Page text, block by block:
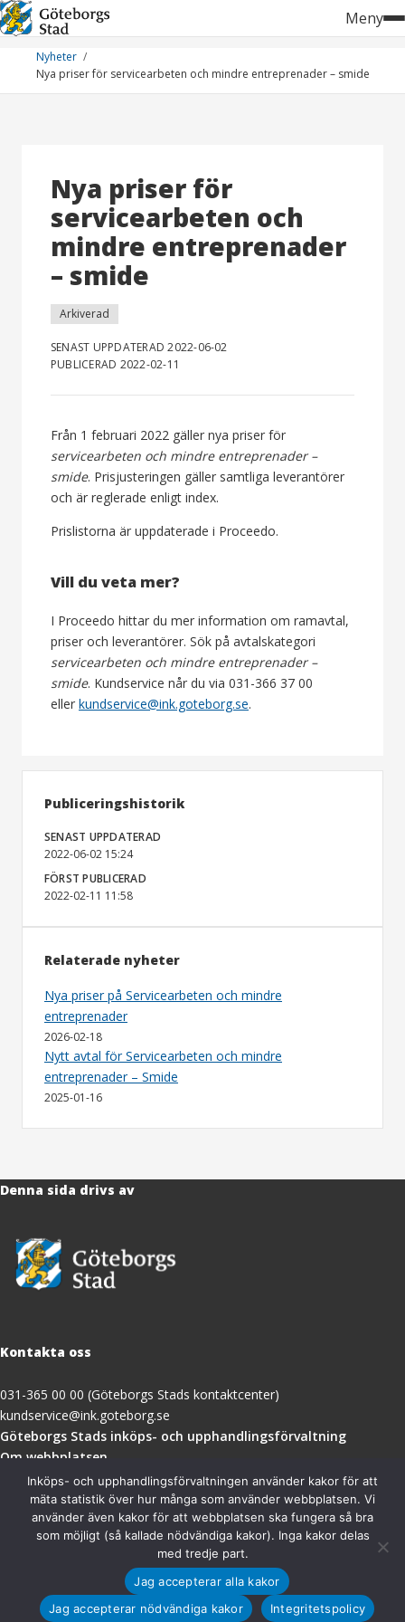
Hoppa
till
innehåll
Meny
Nyheter
Nya priser för servicearbeten och mindre entreprenader – smide
Nya priser för
servicearbeten och
mindre entreprenader
– smide
Arkiverad
SENAST UPPDATERAD 2022-06-02
PUBLICERAD 2022-02-11
Från 1 februari 2022 gäller nya priser för
servicearbeten och mindre entreprenader –
smide. Prisjusteringen gäller samtliga leverantörer
och är reglerade enligt index.
Prislistorna är uppdaterade i Proceedo.
Vill du veta mer?
I Proceedo hittar du mer information om ramavtal,
priser och leverantörer. Sök på avtalskategori
servicearbeten och mindre entreprenader –
smide. Kundservice når du via 031-366 37 00
eller kundservice@ink.goteborg.se.
Publiceringshistorik
SENAST UPPDATERAD
2022-06-02 15:24
FÖRST PUBLICERAD
2022-02-11 11:58
Relaterade nyheter
Nya priser på Servicearbeten och mindre
entreprenader
2026-02-18
Nytt avtal för Servicearbeten och mindre
entreprenader – Smide
2025-01-16
Denna sida drivs av
Kontakta oss
031-365 00 00 (Göteborgs Stads kontaktcenter)
kundservice@ink.goteborg.se
Göteborgs Stads inköps- och upphandlingsförvaltning(öppnas
nytt
fönster)
Om webbplatsen
Tillgänglighetsredogörelse
Besöksadress
Göteborgs Stads inköps- och upphandlingsförvaltning
411 18 Göteborg
Inköps- och upphandlingsförvaltningen använder kakor för att
mäta statistik över hur många som använder webbplatsen. Vi
använder även kakor för att webbplatsen ska fungera så bra
som möjligt (så kallade nödvändiga kakor). Inga kakor delas
med tredje part.
Jag accepterar alla kakor
Jag accepterar nödvändiga kakor
Integritetspolicy